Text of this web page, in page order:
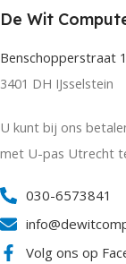
De Wit
Benschopperstraat
3401 DH IJsselstein
U kunt bij ons
met U-pas Utrecht
030-6573841
Volg ons op